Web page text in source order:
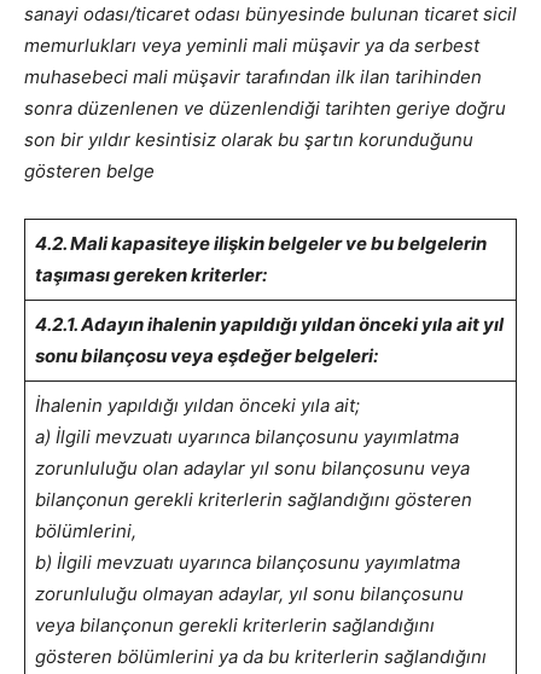
sanayi odası/ticaret odası bünyesinde bulunan ticaret sicil
memurlukları veya yeminli mali müşavir ya da serbest
muhasebeci mali müşavir tarafından ilk ilan tarihinden
sonra düzenlenen ve düzenlendiği tarihten geriye doğru
son bir yıldır kesintisiz olarak bu şartın korunduğunu
gösteren belge
4.2. Mali kapasiteye ilişkin belgeler ve bu belgelerin
taşıması gereken kriterler:
4.2.1. Adayın ihalenin yapıldığı yıldan önceki yıla ait yıl
sonu bilançosu veya eşdeğer belgeleri:
İhalenin yapıldığı yıldan önceki yıla ait;
a) İlgili mevzuatı uyarınca bilançosunu yayımlatma
zorunluluğu olan adaylar yıl sonu bilançosunu veya
bilançonun gerekli kriterlerin sağlandığını gösteren
bölümlerini,
b) İlgili mevzuatı uyarınca bilançosunu yayımlatma
zorunluluğu olmayan adaylar, yıl sonu bilançosunu
veya bilançonun gerekli kriterlerin sağlandığını
gösteren bölümlerini ya da bu kriterlerin sağlandığını